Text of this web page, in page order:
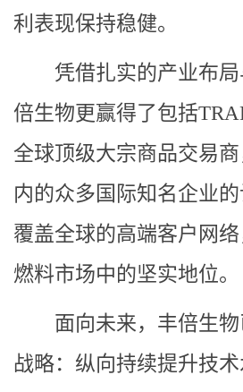
利表现保持稳健。
凭借扎实的产业布
倍生物更赢得了包括
全球顶级大宗商品交易
内的众多国际知名企业
覆盖全球的高端客户网
燃料市场中的坚实地位。
面向未来，丰倍生
战略：纵向持续提升技